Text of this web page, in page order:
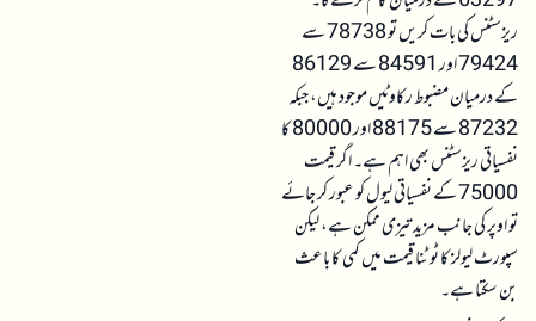
ریزسٹنس کی بات کریں تو 78738 سے
79424 اور 84591 سے 86129
کے درمیان مضبوط رکاوٹیں موجود ہیں، جبکہ
87232 سے 88175 اور 80000 کا
نفسیاتی ریزسٹنس بھی اہم ہے۔ اگر قیمت
75000 کے نفسیاتی لیول کو عبور کر جائے
تو اوپر کی جانب مزید تیزی ممکن ہے، لیکن
سپورٹ لیولز کا ٹوٹنا قیمت میں کمی کا باعث
بن سکتا ہے۔